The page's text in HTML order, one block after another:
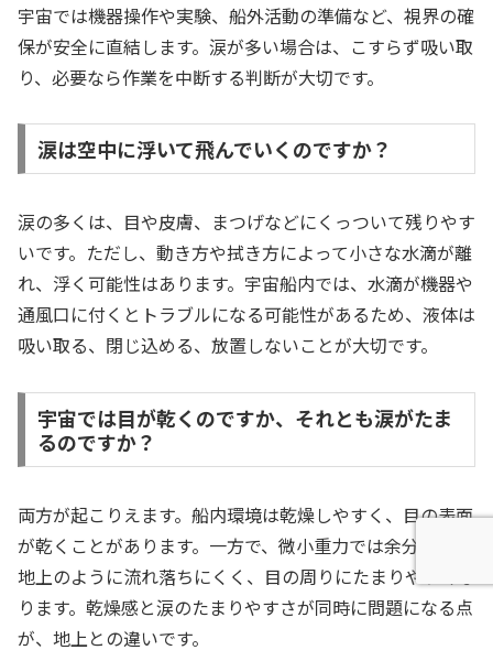
宇宙では機器操作や実験、船外活動の準備など、視界の確
保が安全に直結します。涙が多い場合は、こすらず吸い取
り、必要なら作業を中断する判断が大切です。
涙は空中に浮いて飛んでいくのですか？
涙の多くは、目や皮膚、まつげなどにくっついて残りやす
いです。ただし、動き方や拭き方によって小さな水滴が離
れ、浮く可能性はあります。宇宙船内では、水滴が機器や
通風口に付くとトラブルになる可能性があるため、液体は
吸い取る、閉じ込める、放置しないことが大切です。
宇宙では目が乾くのですか、それとも涙がたま
るのですか？
両方が起こりえます。船内環境は乾燥しやすく、目の表面
が乾くことがあります。一方で、微小重力では余分な涙が
地上のように流れ落ちにくく、目の周りにたまりやすくな
ります。乾燥感と涙のたまりやすさが同時に問題になる点
が、地上との違いです。